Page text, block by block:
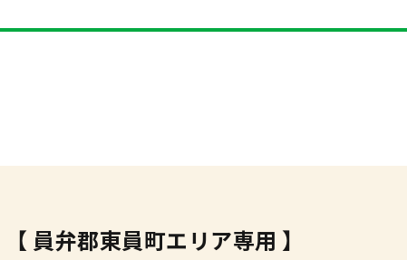
【 員弁郡東員町エリア専用 】